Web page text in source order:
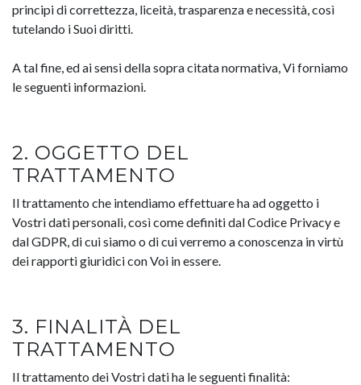
principi di correttezza, liceità, trasparenza e necessità, così
tutelando i Suoi diritti.
A tal fine, ed ai sensi della sopra citata normativa, Vi forniamo
le seguenti informazioni.
2. OGGETTO DEL
TRATTAMENTO
Il trattamento che intendiamo effettuare ha ad oggetto i
Vostri dati personali, così come definiti dal Codice Privacy e
dal GDPR, di cui siamo o di cui verremo a conoscenza in virtù
dei rapporti giuridici con Voi in essere.
3. FINALITÀ DEL
TRATTAMENTO
Il trattamento dei Vostri dati ha le seguenti finalità: